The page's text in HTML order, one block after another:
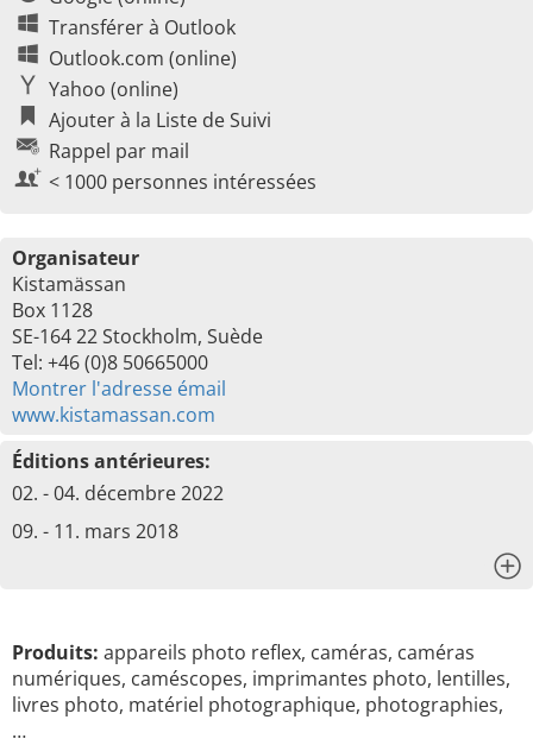
Transférer à Outlook
Outlook.com (online)
Yahoo (online)
Ajouter à la Liste de Suivi
Rappel par mail
< 1000 personnes intéressées
Organisateur
Kistamässan
Box 1128
SE-164 22 Stockholm, Suède
Tel: +46 (0)8 50665000
Montrer l'adresse émail
www.kistamassan.com
Éditions antérieures:
02. - 04. décembre 2022
09. - 11. mars 2018
Produits: appareils photo reflex, caméras, caméras
numériques, caméscopes, imprimantes photo, lentilles,
livres photo, matériel photographique, photographies,
…